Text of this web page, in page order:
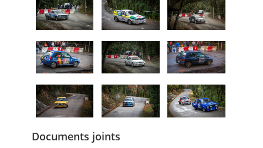
Documents joints